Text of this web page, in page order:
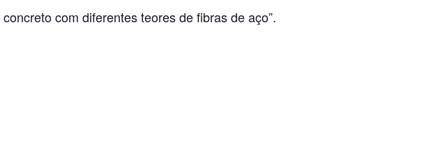
com diferentes teores de fibras de aço”.